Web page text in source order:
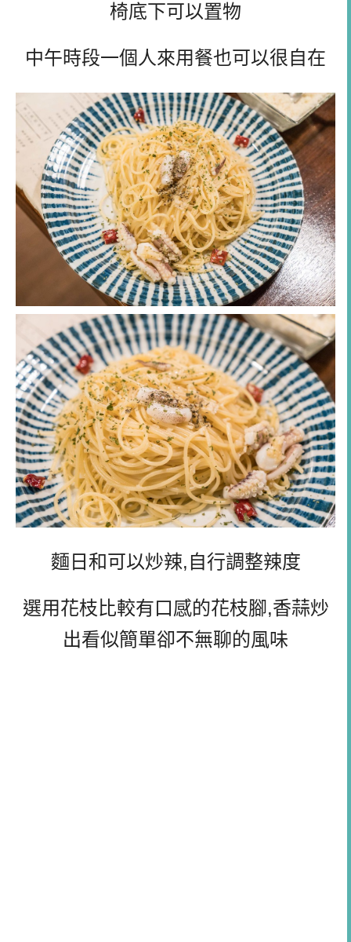
椅底下可以置物
中午時段一個人來用餐也可以很自在
麵日和可以炒辣,自行調整辣度
選用花枝比較有口感的花枝腳,香蒜炒
出看似簡單卻不無聊的風味